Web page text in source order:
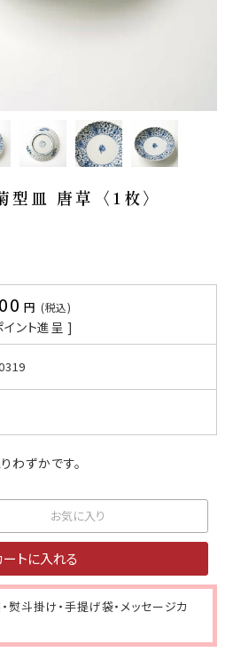
型皿 唐草〈1枚〉
税込
イント進呈 ]
わずかです。
お気に入り
ートに入れる
熨斗掛け・手提げ袋・メッセージカ